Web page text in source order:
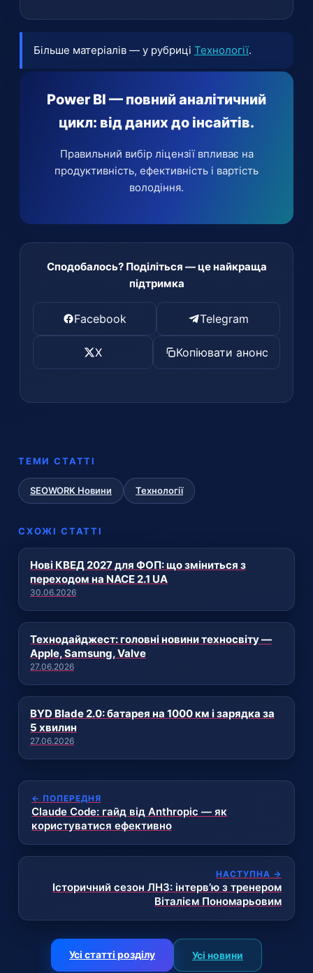
споживачам із Free переглядати контент,
достатньо Power BI Pro, а для аналітиків,
Головне — розділити авторів контенту та
споживачів і планувати з огляду на
Більше матеріалів — у рубриці Технології.
Power BI — повний аналітичний
цикл: від даних до інсайтів.
Правильний вибір ліцензії впливає на
продуктивність, ефективність і вартість
володіння.
Сподобалось? Поділіться — це найкраща
підтримка
Facebook Telegram
X Копіювати анонс
ТЕМИ СТАТТІ
SEOWORK Новини Технології
СХОЖІ СТАТТІ
Нові КВЕД 2027 для ФОП: що зміниться з
переходом на NACE 2.1 UA
30.06.2026
Технодайджест: головні новини техносвіту —
Apple, Samsung, Valve
27.06.2026
BYD Blade 2.0: батарея на 1000 км і зарядка за
5 хвилин
27.06.2026
← ПОПЕРЕДНЯ
Claude Code: гайд від Anthropic — як
користуватися ефективно
НАСТУПНА →
Історичний сезон ЛНЗ: інтерв’ю з тренером
Віталієм Пономарьовим
Усі статті розділу Усі новини